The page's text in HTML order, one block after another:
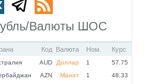
Валюты ШОС
Код Валюта Ном. Курс
AUD Доллар 1
57.75
AZN Манат 1
48.33